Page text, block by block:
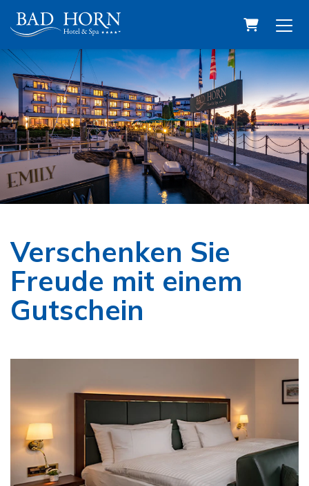
Verschenken Sie
Freude mit einem
Gutschein